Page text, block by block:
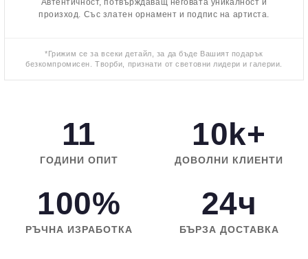
Автентичност, потвърждаващ неговата уникалност и
произход. Със златен орнамент и подпис на артиста.
*Грижим се за всеки детайл, за да бъде Вашият подарък
безкомпромисен. Творби, признати от световни лидери и галерии.
11
ГОДИНИ ОПИТ
10k+
ДОВОЛНИ КЛИЕНТИ
100%
РЪЧНА ИЗРАБОТКА
24ч
БЪРЗА ДОСТАВКА